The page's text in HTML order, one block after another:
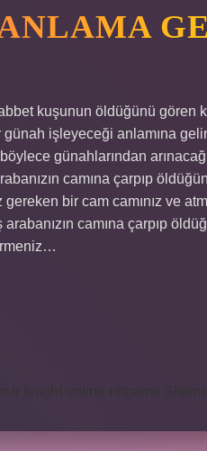
kuşunun öldüğünü gören
işleyeceği anlamına
günahlarından
camına çarpıp
bir cam camınız ve
camına çarpıp